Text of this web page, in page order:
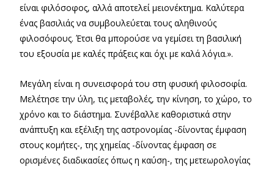
είναι φιλόσοφος, αλλά αποτελεί μειονέκτημα. Καλύτερα
ένας βασιλιάς να συμβουλεύεται τους αληθινούς
φιλοσόφους. Έτσι θα μπορούσε να γεμίσει τη βασιλική
του εξουσία με καλές πράξεις και όχι με καλά λόγια.».
Μεγάλη είναι η συνεισφορά του στη φυσική φιλοσοφία.
Μελέτησε την ύλη, τις μεταβολές, την κίνηση, το χώρο, το
χρόνο και το διάστημα. Συνέβαλλε καθοριστικά στην
ανάπτυξη και εξέλιξη της αστρονομίας -δίνοντας έμφαση
στους κομήτες-, της χημείας -δίνοντας έμφαση σε
ορισμένες διαδικασίες όπως η καύση-, της μετεωρολογίας